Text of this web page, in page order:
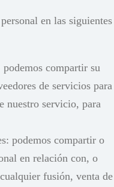
en las siguientes
compartir su
de servicios para
nuestro servicio, para
podemos compartir o
en relación con, o
fusión, venta de